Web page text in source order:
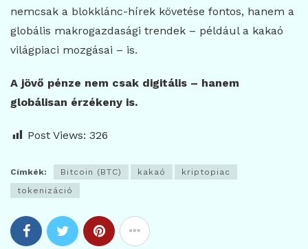
nemcsak a blokklánc-hírek követése fontos, hanem a
globális makrogazdasági trendek – például a kakaó
világpiaci mozgásai – is.
A jövő pénze nem csak digitális – hanem
globálisan érzékeny is.
Post Views: 326
Címkék: Bitcoin (BTC) kakaó
kriptopiac
tokenizáció